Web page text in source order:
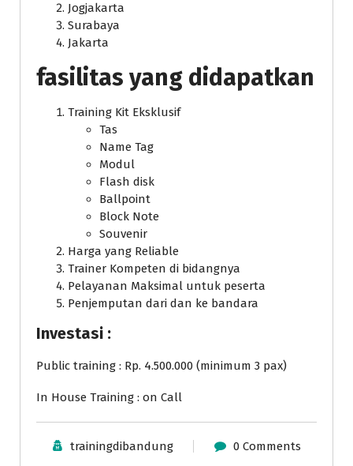
Jogjakarta
Surabaya
Jakarta
fasilitas yang didapatkan
Training Kit Eksklusif
Tas
Name Tag
Modul
Flash disk
Ballpoint
Block Note
Souvenir
Harga yang Reliable
Trainer Kompeten di bidangnya
Pelayanan Maksimal untuk peserta
Penjemputan dari dan ke bandara
Investasi :
Public training : Rp. 4.500.000 (minimum 3 pax)
In House Training : on Call
trainingdibandung 0 Comments